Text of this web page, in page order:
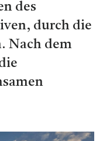
des
durch die
Nach dem